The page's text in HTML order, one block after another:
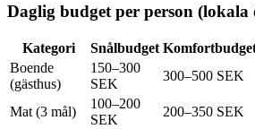
Daglig budget per person (lokala
Kategori Snålbudget
Boende
(gästhus)
150–300
SEK
300–500 SEK
Mat (3 mål)
100–200
SEK
200–350 SEK